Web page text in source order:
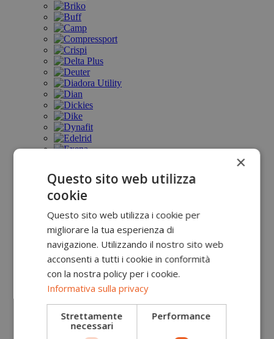
×
Questo sito web utilizza
cookie
Questo sito web utilizza i cookie per
migliorare la tua esperienza di
navigazione. Utilizzando il nostro sito web
acconsenti a tutti i cookie in conformità
con la nostra policy per i cookie.
Informativa sulla privacy
Strettamente
necessari
Performance